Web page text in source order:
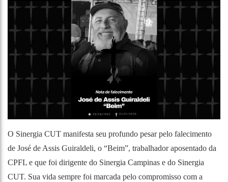
O Sinergia CUT manifesta seu profundo pesar pelo falecimento
de José de Assis Guiraldeli, o “Beim”, trabalhador aposentado da
CPFL e que foi dirigente do Sinergia Campinas e do Sinergia
CUT. Sua vida sempre foi marcada pelo compromisso com a